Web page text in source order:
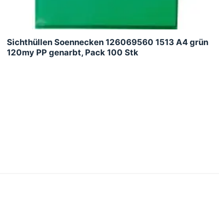
Sichthüllen Soennecken 126069560 1513 A4 grün
120my PP genarbt, Pack 100 Stk